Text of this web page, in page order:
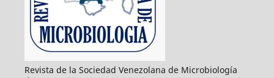
Revista de la Sociedad Venezolana de Microbiología